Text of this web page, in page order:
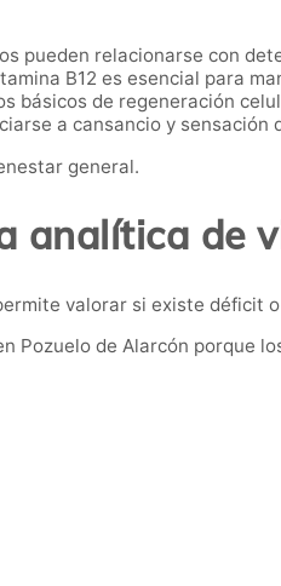
pueden relacionarse con
B12 es esencial para
básicos de regeneración
a cansancio y sensación
general.
analítica de
valorar si existe déficit
Pozuelo de Alarcón porque